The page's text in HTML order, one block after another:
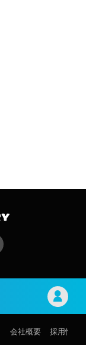
会社概要 採用情報